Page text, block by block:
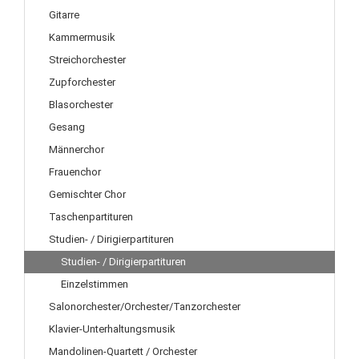
Gitarre
Kammermusik
Streichorchester
Zupforchester
Blasorchester
Gesang
Männerchor
Frauenchor
Gemischter Chor
Taschenpartituren
Studien- / Dirigierpartituren
Studien- / Dirigierpartituren
Einzelstimmen
Salonorchester/Orchester/Tanzorchester
Klavier-Unterhaltungsmusik
Mandolinen-Quartett / Orchester